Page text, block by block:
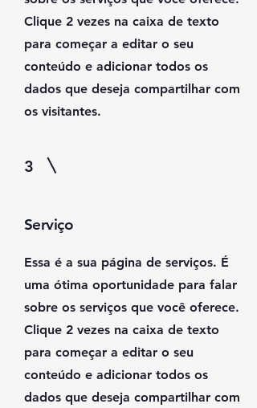
Clique 2 vezes na caixa de texto
para começar a editar o seu
conteúdo e adicionar todos os
dados que deseja compartilhar com
os visitantes.
3
Serviço
Essa é a sua página de serviços. É
uma ótima oportunidade para falar
sobre os serviços que você oferece.
Clique 2 vezes na caixa de texto
para começar a editar o seu
conteúdo e adicionar todos os
dados que deseja compartilhar com